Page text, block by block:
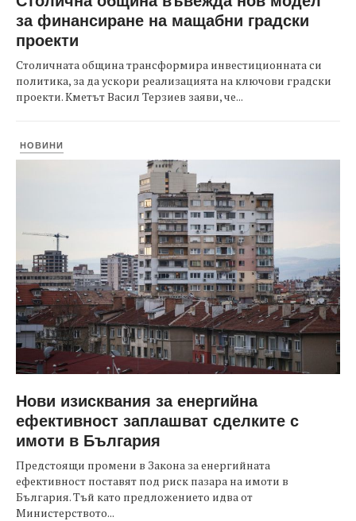
за финансиране на мащабни градски
проекти
Столичната община трансформира инвестиционната си
политика, за да ускори реализацията на ключови градски
проекти. Кметът Васил Терзиев заяви, че...
НОВИНИ
Нови изисквания за енергийна
ефективност заплашват сделките с
имоти в България
Предстоящи промени в Закона за енергийната
ефективност поставят под риск пазара на имоти в
България. Тъй като предложението идва от
Министерството...